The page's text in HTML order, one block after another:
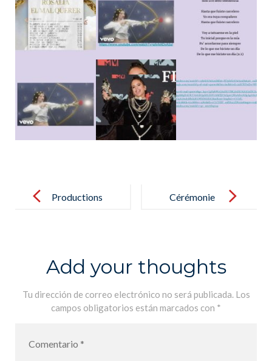
navigationProductions
Cérémonie
Add your thoughts
Tu dirección de correo electrónico no será publicada. Los
campos obligatorios están marcados con *